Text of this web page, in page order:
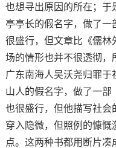
也想寻出原因的所在；于
亭亭长的假名字，做了一
很盛行，但文章比《儒林
场的情形也并不很透彻，
广东南海人吴沃尧归罪
山人的假名字，做了一部
也很盛行，但他描写社会
穿入隐微，但照例的慷
点。这两种书都用断片凑